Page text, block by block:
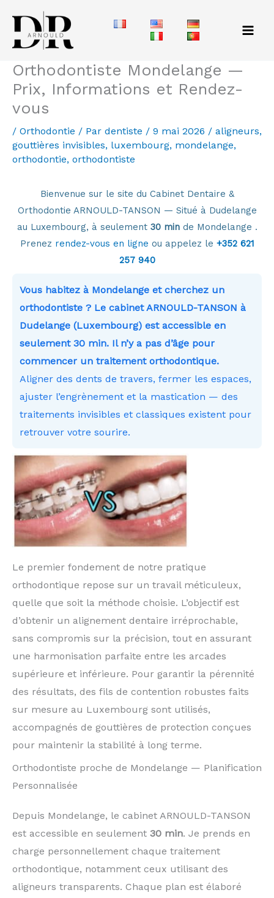
contenu
Orthodontiste Mondelange —
Prix, Informations et Rendez-
vous
/ Orthodontie / Par dentiste / 9 mai 2026 / aligneurs,
gouttières invisibles, luxembourg, mondelange,
orthodontie, orthodontiste
Bienvenue sur le site du Cabinet Dentaire &
Orthodontie ARNOULD-TANSON — Situé à Dudelange
au Luxembourg, à seulement 30 minde Mondelange .
Prenez rendez-vous en ligne ou appelez le +352 621
257 940
Vous habitez à Mondelange et cherchez un
orthodontiste ? Le cabinet ARNOULD-TANSON à
Dudelange (Luxembourg) est accessible en
seulement 30 min. Il n’y a pas d’âge pour
commencer un traitement orthodontique.
Aligner des dents de travers, fermer les espaces,
ajuster l’engrènement et la mastication — des
traitements invisibles et classiques existent pour
retrouver votre sourire.
Le premier fondement de notre pratique
orthodontique repose sur un travail méticuleux,
quelle que soit la méthode choisie. L’objectif est
d’obtenir un alignement dentaire irréprochable,
sans compromis sur la précision, tout en assurant
une harmonisation parfaite entre les arcades
supérieure et inférieure. Pour garantir la pérennité
des résultats, des fils de contention robustes faits
sur mesure au Luxembourg sont utilisés,
accompagnés de gouttières de protection conçues
pour maintenir la stabilité à long terme.
Orthodontiste proche de Mondelange — Planification
Personnalisée
Depuis Mondelange, le cabinet ARNOULD-TANSON
est accessible en seulement 30 min. Je prends en
charge personnellement chaque traitement
orthodontique, notamment ceux utilisant des
aligneurs transparents. Chaque plan est élaboré